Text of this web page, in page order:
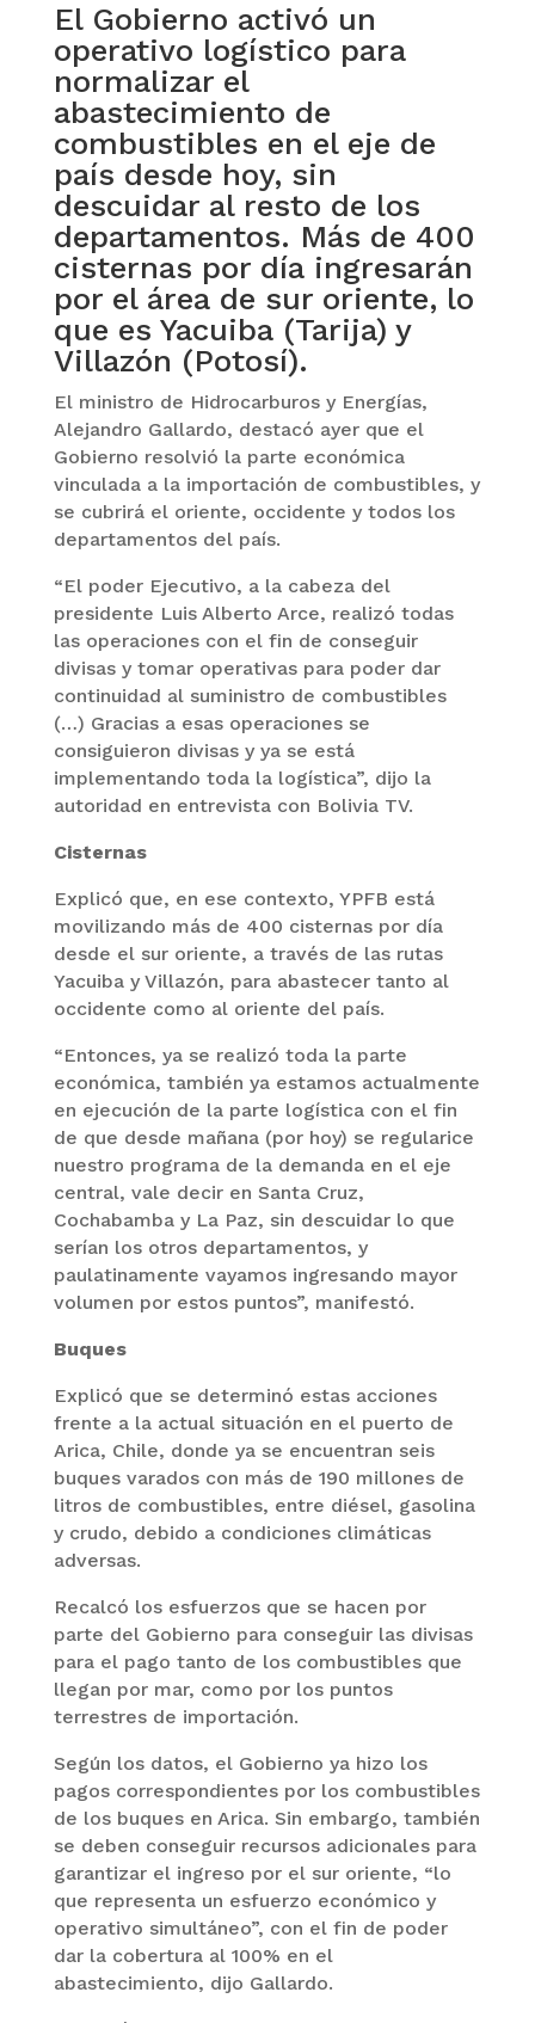
El Gobierno activó un
operativo logístico para
normalizar el
abastecimiento de
combustibles en el eje de
país desde hoy, sin
descuidar al resto de los
departamentos. Más de 400
cisternas por día ingresarán
por el área de sur oriente, lo
que es Yacuiba (Tarija) y
Villazón (Potosí).
El ministro de Hidrocarburos y Energías,
Alejandro Gallardo, destacó ayer que el
Gobierno resolvió la parte económica
vinculada a la importación de combustibles, y
se cubrirá el oriente, occidente y todos los
departamentos del país.
“El poder Ejecutivo, a la cabeza del
presidente Luis Alberto Arce, realizó todas
las operaciones con el fin de conseguir
divisas y tomar operativas para poder dar
continuidad al suministro de combustibles
(…) Gracias a esas operaciones se
consiguieron divisas y ya se está
implementando toda la logística”, dijo la
autoridad en entrevista con Bolivia TV.
Cisternas
Explicó que, en ese contexto, YPFB está
movilizando más de 400 cisternas por día
desde el sur oriente, a través de las rutas
Yacuiba y Villazón, para abastecer tanto al
occidente como al oriente del país.
“Entonces, ya se realizó toda la parte
económica, también ya estamos actualmente
en ejecución de la parte logística con el fin
de que desde mañana (por hoy) se regularice
nuestro programa de la demanda en el eje
central, vale decir en Santa Cruz,
Cochabamba y La Paz, sin descuidar lo que
serían los otros departamentos, y
paulatinamente vayamos ingresando mayor
volumen por estos puntos”, manifestó.
Buques
Explicó que se determinó estas acciones
frente a la actual situación en el puerto de
Arica, Chile, donde ya se encuentran seis
buques varados con más de 190 millones de
litros de combustibles, entre diésel, gasolina
y crudo, debido a condiciones climáticas
adversas.
Recalcó los esfuerzos que se hacen por
parte del Gobierno para conseguir las divisas
para el pago tanto de los combustibles que
llegan por mar, como por los puntos
terrestres de importación.
Según los datos, el Gobierno ya hizo los
pagos correspondientes por los combustibles
de los buques en Arica. Sin embargo, también
se deben conseguir recursos adicionales para
garantizar el ingreso por el sur oriente, “lo
que representa un esfuerzo económico y
operativo simultáneo”, con el fin de poder
dar la cobertura al 100% en el
abastecimiento, dijo Gallardo.